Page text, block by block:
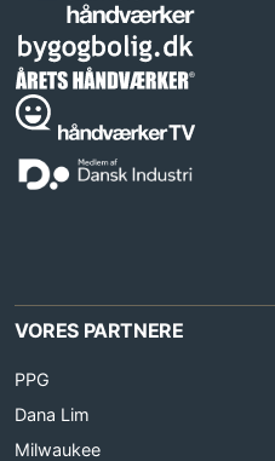
VORES PARTNERE
PPG
Dana Lim
Milwaukee